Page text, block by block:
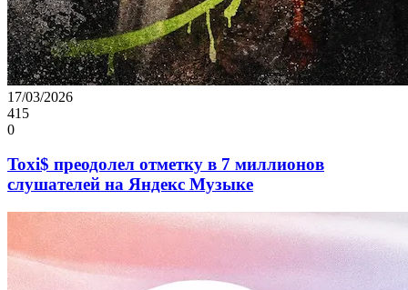
17/03/2026
415
0
Toxi$ преодолел отметку в 7 миллионов
слушателей на Яндекс Музыке